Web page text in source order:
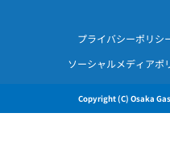
業務用・
プライバシーポリシ
ソーシャルメディアポ
Copyright (C) Osaka